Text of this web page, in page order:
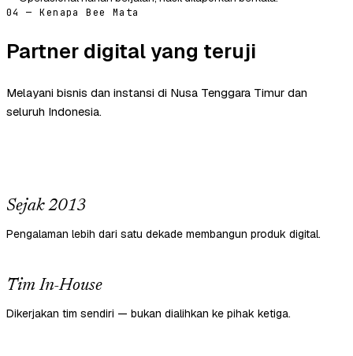
04 — Kenapa Bee Mata
Partner digital yang teruji
Melayani bisnis dan instansi di Nusa Tenggara Timur dan
seluruh Indonesia.
Sejak 2013
Pengalaman lebih dari satu dekade membangun produk digital.
Tim In-House
Dikerjakan tim sendiri — bukan dialihkan ke pihak ketiga.